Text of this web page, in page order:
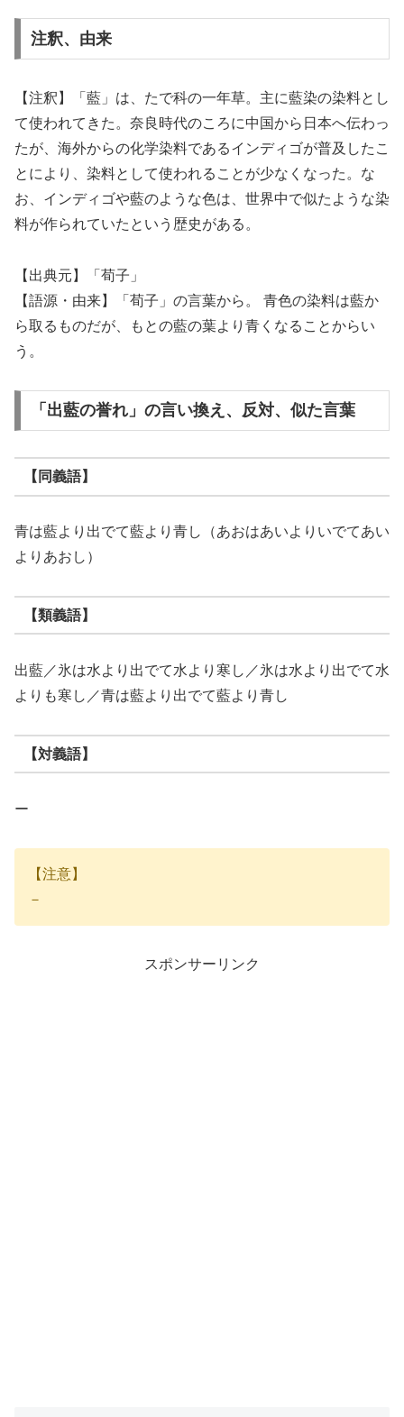
注釈、由来
【注釈】「藍」は、たで科の一年草。主に藍染の染料とし
て使われてきた。奈良時代のころに中国から日本へ伝わっ
たが、海外からの化学染料であるインディゴが普及したこ
とにより、染料として使われることが少なくなった。な
お、インディゴや藍のような色は、世界中で似たような染
料が作られていたという歴史がある。
【出典元】「荀子」
【語源・由来】「荀子」の言葉から。 青色の染料は藍か
ら取るものだが、もとの藍の葉より青くなることからい
う。
「出藍の誉れ」の言い換え、反対、似た言葉
【同義語】
青は藍より出でて藍より青し（あおはあいよりいでてあい
よりあおし）
【類義語】
出藍／氷は水より出でて水より寒し／氷は水より出でて水
よりも寒し／青は藍より出でて藍より青し
【対義語】
ー
【注意】
－
スポンサーリンク